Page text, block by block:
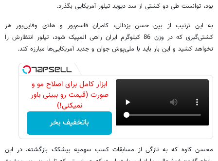
بود، توانست طی دو کشتی از سد دیوید تیلور آمریکایی بگذرد.
به این ترتیب از بین حسن یزدانی، کامران قاسم‌پور و هادی وفایی‌پور هر
کشتی‌گیری که در وزن 86 کیلوگرم ایران راهی المپیک شود، تیلور انتظارش را
نخواهد کشید و این بار باید با ملی‌پوش جوان و جدید آمریکایی‌ها مبارزه کند.
ابزار کامل برای اصلاح مو و
صورت (قیمت رو ببینی باور
نمیکنی!)
باتخفیف بخر
محسن کاوه که به تازگی از مسابقات کسب سهمیه بیشکک بازگشته، در این